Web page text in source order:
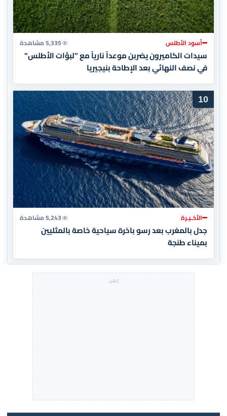
أسود الأطلس 5,335 مشاهدة
سيدات الكاميرون يضربن موعداً نارياً مع "لبؤات الأطلس"
في نصف النهائي بعد الإطاحة بنيجيريا
10
الأخـيـرة 5,243 مشاهدة
جدل بالمغرب بعد رسو باخرة سياحية خاصة بالمثليين
بميناء طنجة